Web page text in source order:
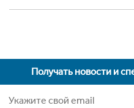
Получать новости и